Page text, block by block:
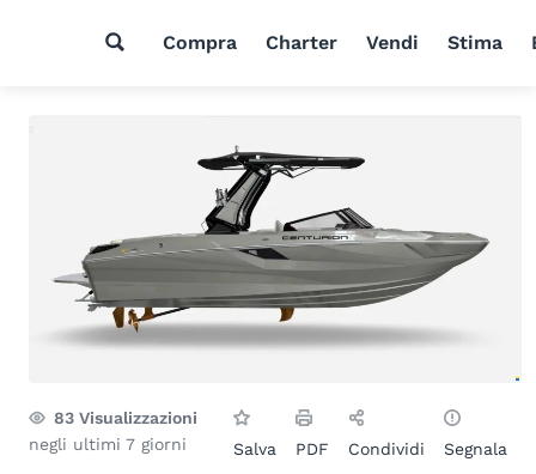
Compra Charter Vendi Stima
83 Visualizzazioni
negli ultimi 7 giorni
Salva PDF Condividi Segnala